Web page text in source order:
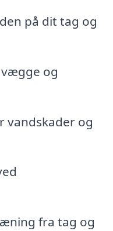
på dit tag og
og
vandskader og
fra tag og